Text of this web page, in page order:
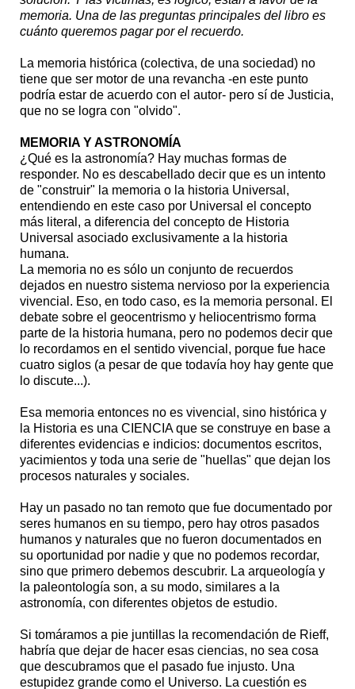
memoria. Una de las preguntas principales del libro es
cuánto queremos pagar por el recuerdo.
La memoria histórica (colectiva, de una sociedad) no
tiene que ser motor de una revancha -en este punto
podría estar de acuerdo con el autor- pero sí de Justicia,
que no se logra con "olvido".
MEMORIA Y ASTRONOMÍA
¿Qué es la astronomía? Hay muchas formas de
responder. No es descabellado decir que es un intento
de "construir" la memoria o la historia Universal,
entendiendo en este caso por Universal el concepto
más literal, a diferencia del concepto de Historia
Universal asociado exclusivamente a la historia
humana.
La memoria no es sólo un conjunto de recuerdos
dejados en nuestro sistema nervioso por la experiencia
vivencial. Eso, en todo caso, es la memoria personal. El
debate sobre el geocentrismo y heliocentrismo forma
parte de la historia humana, pero no podemos decir que
lo recordamos en el sentido vivencial, porque fue hace
cuatro siglos (a pesar de que todavía hoy hay gente que
lo discute...).
Esa memoria entonces no es vivencial, sino histórica y
la Historia es una CIENCIA que se construye en base a
diferentes evidencias e indicios: documentos escritos,
yacimientos y toda una serie de "huellas" que dejan los
procesos naturales y sociales.
Hay un pasado no tan remoto que fue documentado por
seres humanos en su tiempo, pero hay otros pasados
humanos y naturales que no fueron documentados en
su oportunidad por nadie y que no podemos recordar,
sino que primero debemos descubrir. La arqueología y
la paleontología son, a su modo, similares a la
astronomía, con diferentes objetos de estudio.
Si tomáramos a pie juntillas la recomendación de Rieff,
habría que dejar de hacer esas ciencias, no sea cosa
que descubramos que el pasado fue injusto. Una
estupidez grande como el Universo. La cuestión es